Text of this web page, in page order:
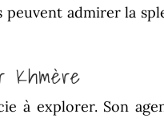
admirer la
Khmère
à explorer. Son